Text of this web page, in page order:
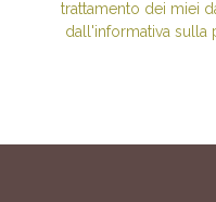
trattamento dei miei
dall'informativa sulla